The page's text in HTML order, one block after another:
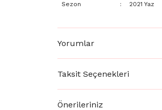
Sezon : 2021 Yaz
Yorumlar
Taksit Seçenekleri
Önerileriniz